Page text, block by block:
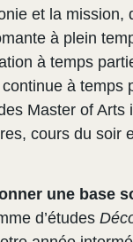
et la
à plein
à temps
à temps
Master of
cours du soir
une base
d’études